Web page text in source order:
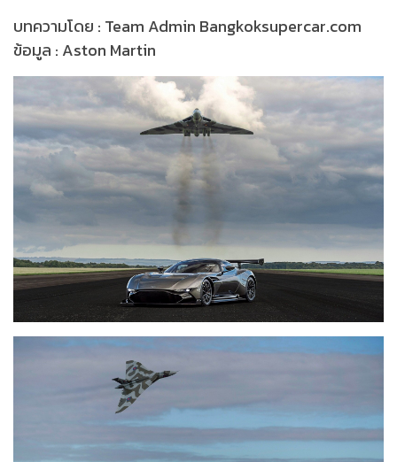
บทความโดย : Team Admin Bangkoksupercar.com
ข้อมูล : Aston Martin